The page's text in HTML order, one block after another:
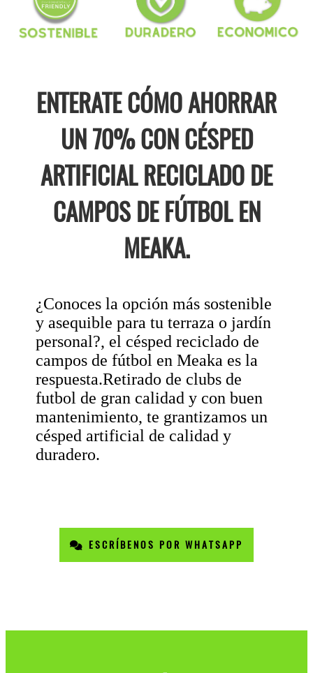
ENTERATE CÓMO AHORRAR
UN 70% CON CÉSPED
ARTIFICIAL RECICLADO DE
CAMPOS DE FÚTBOL EN
MEAKA.
¿Conoces la opción más sostenible
y asequible para tu terraza o jardín
personal?, el césped reciclado de
campos de fútbol en Meaka es la
respuesta.Retirado de clubs de
futbol de gran calidad y con buen
mantenimiento, te grantizamos un
césped artificial de calidad y
duradero.
ESCRÍBENOS POR WHATSAPP